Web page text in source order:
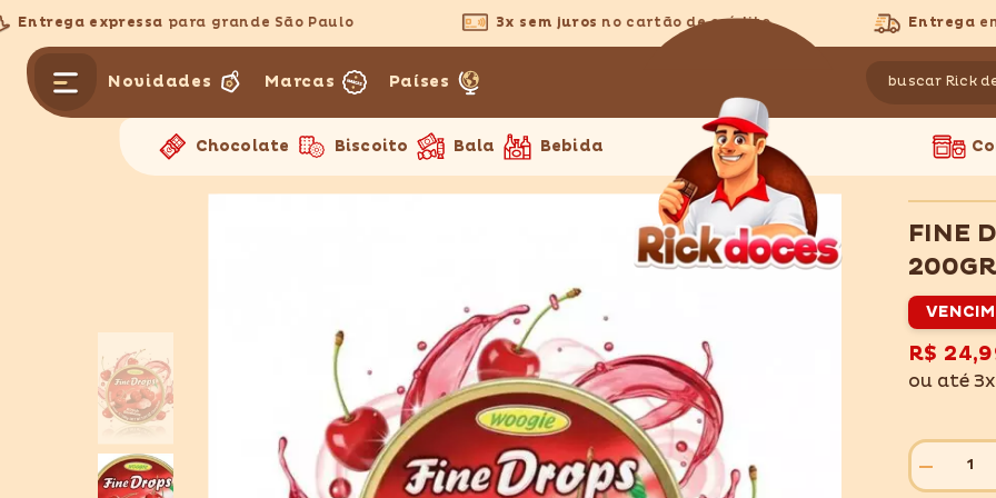
expressapara grande São Paulo 3x sem jurosno cartão de crédito Entregaem
Novidades Marcas Países
Chocolate Biscoito Bala Bebida
FINE
200GR
R$
ou até 3x
Diminuir
quantidade